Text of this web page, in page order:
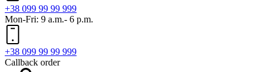
+38 099 99 99 999
Mon-Fri: 9 a.m.- 6 p.m.
+38 099 99 99 999
Callback order